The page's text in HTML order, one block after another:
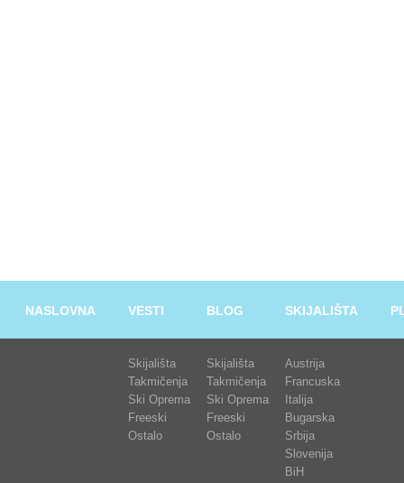
NASLOVNA VESTI
Skijališta
Takmičenja
Ski Oprema
Freeski
Ostalo
BLOG
Skijališta
Takmičenja
Ski Oprema
Freeski
Ostalo
SKIJALIŠTA
Austrija
Francuska
Italija
Bugarska
Srbija
Slovenija
BiH